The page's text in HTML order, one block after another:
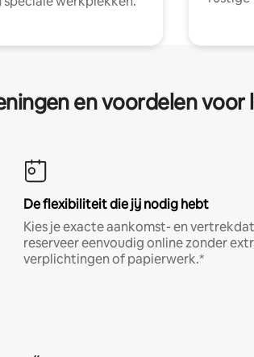
en voordelen
De flexibiliteit die jij nodig hebt
Kies je exacte aankomst- en
reserveer eenvoudig online zonder
verplichtingen of papierwerk.*